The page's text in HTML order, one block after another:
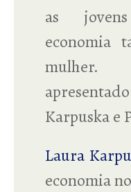
as
economia
Karpuska e
Laura
economia